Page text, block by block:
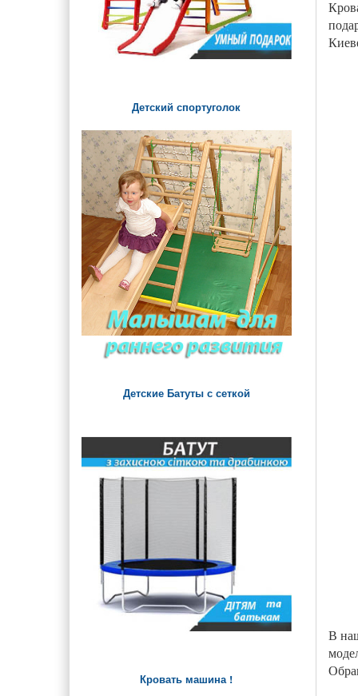
Детский спортуголок
Детские Батуты с сеткой
Кровать машина !
В